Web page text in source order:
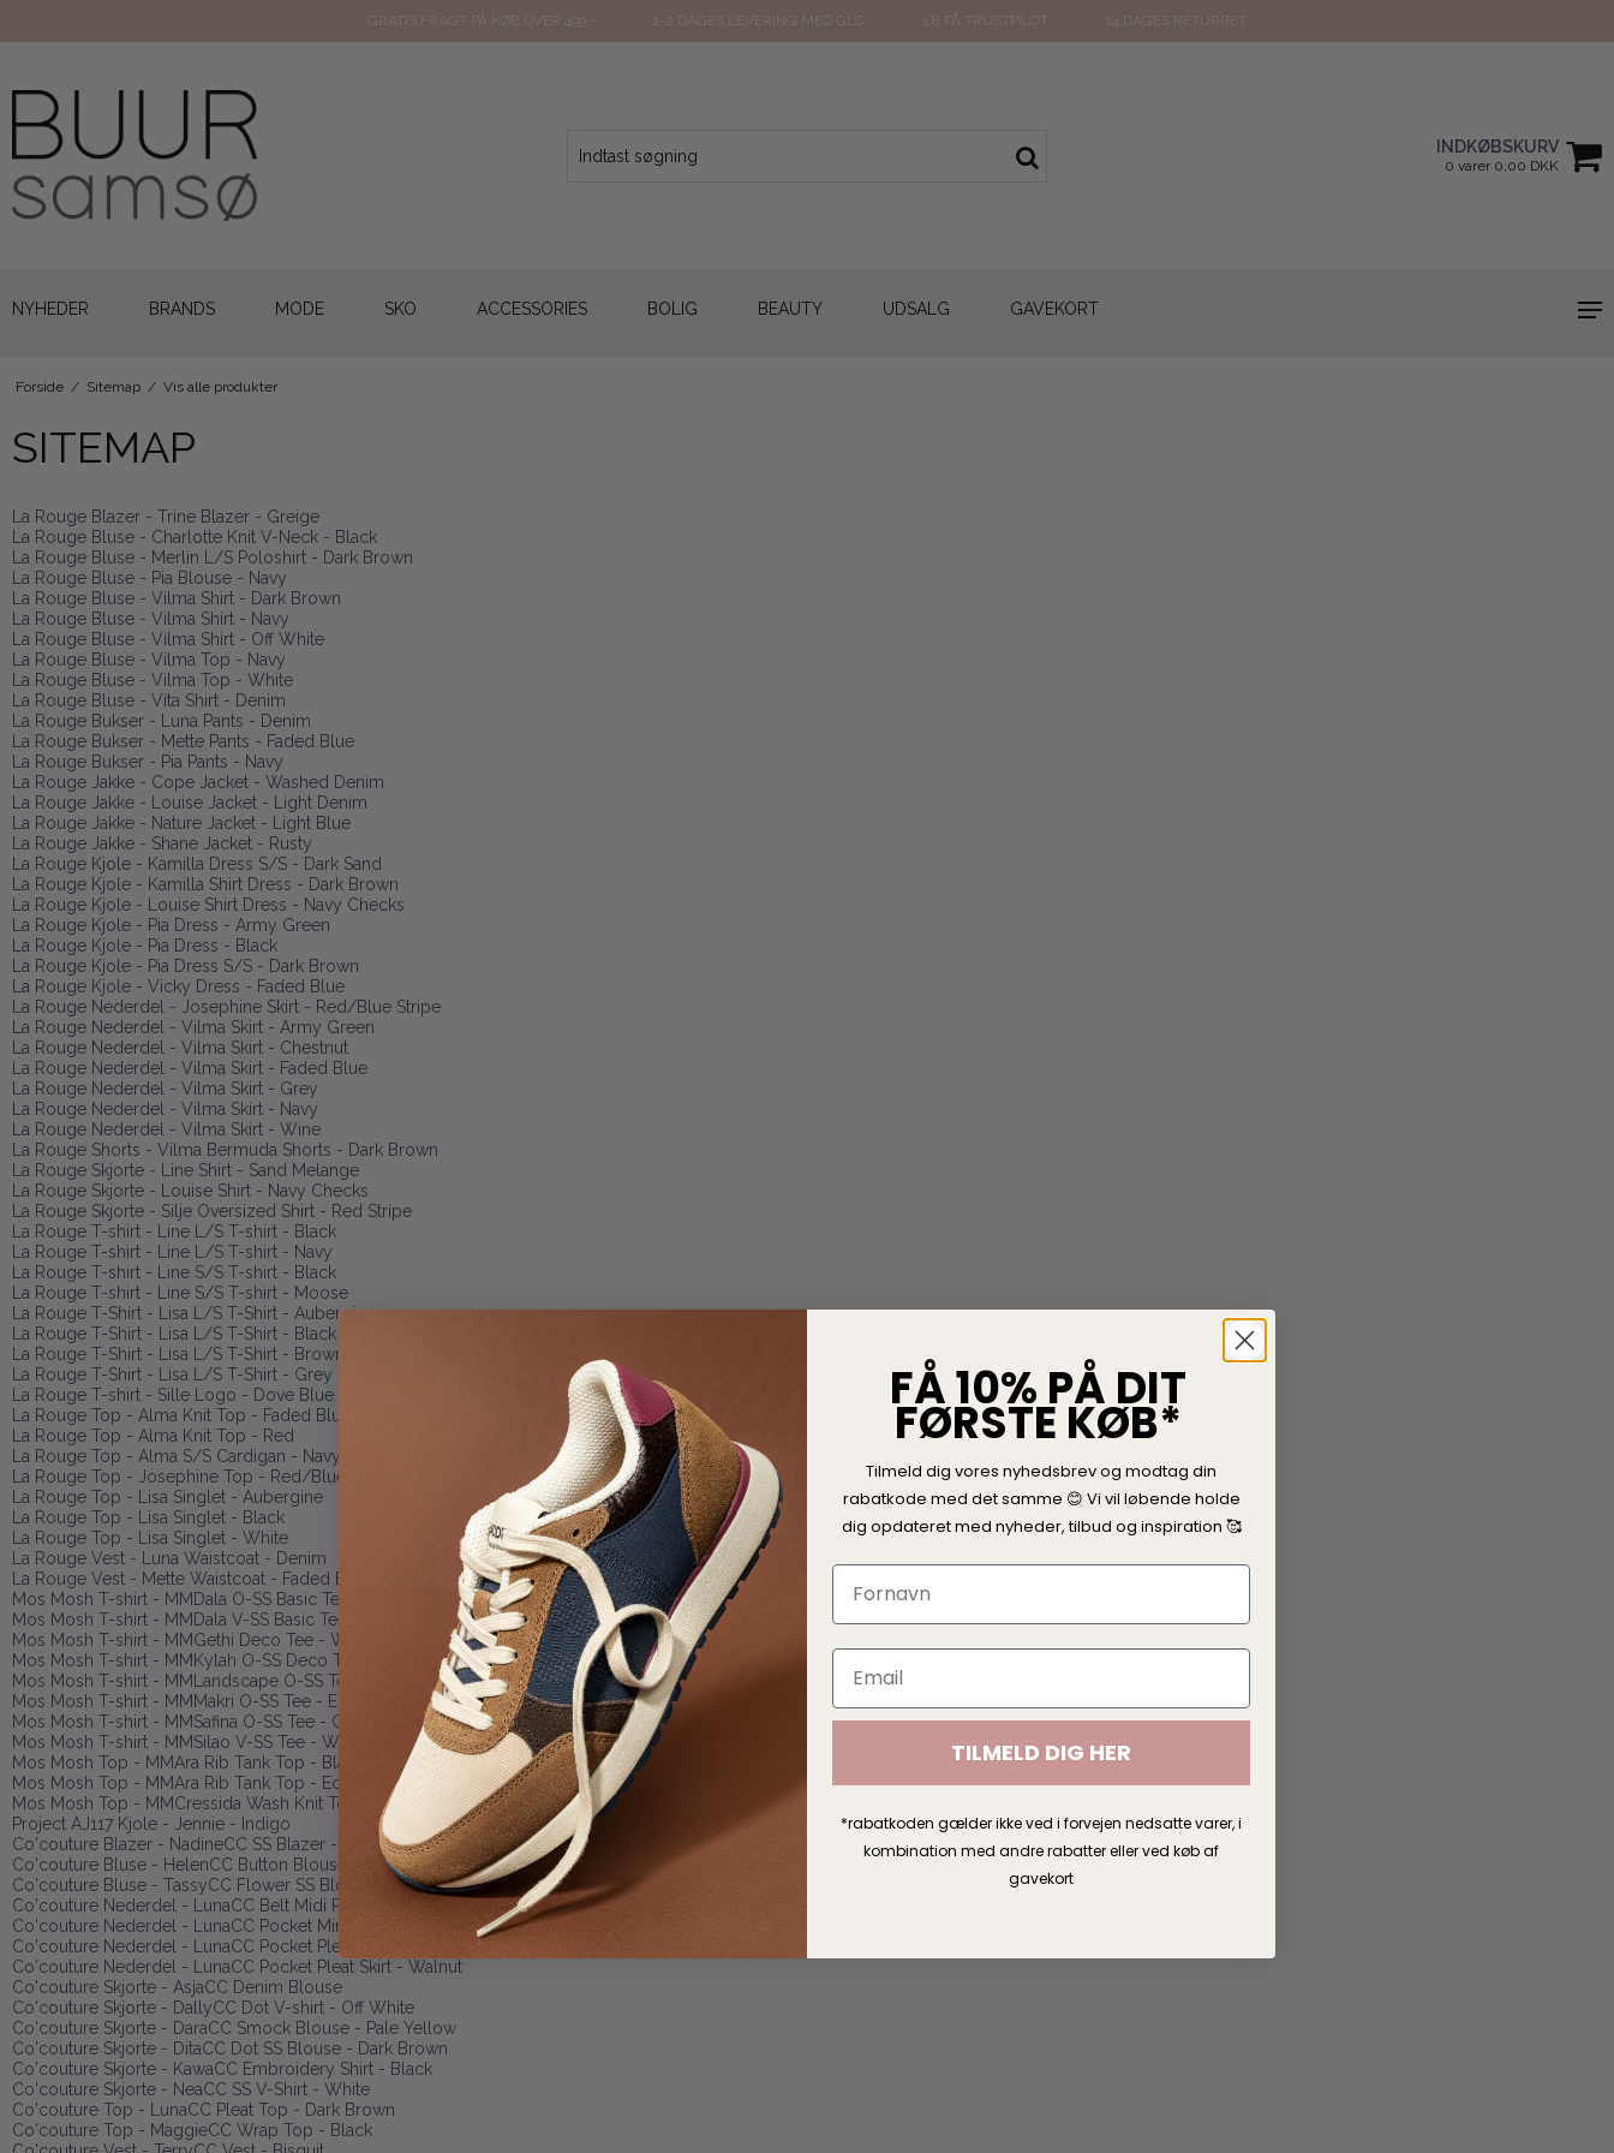
GRATIS FRAGT PÅ KØB OVER 499,- 1-2 DAGES LEVERING MED GLS 4,8 PÅ TRUSTPILOT 14 DAGES RETURRET
INDKØBSKURV
0 varer 0,00 DKK
NYHEDER BRANDS MODE SKO ACCESSORIES BOLIG BEAUTY UDSALG GAVEKORT
Forside / Sitemap / Vis alle produkter
SITEMAP
La Rouge Blazer - Trine Blazer - Greige
La Rouge Bluse - Charlotte Knit V-Neck - Black
La Rouge Bluse - Merlin L/S Poloshirt - Dark Brown
La Rouge Bluse - Pia Blouse - Navy
La Rouge Bluse - Vilma Shirt - Dark Brown
La Rouge Bluse - Vilma Shirt - Navy
La Rouge Bluse - Vilma Shirt - Off White
La Rouge Bluse - Vilma Top - Navy
La Rouge Bluse - Vilma Top - White
La Rouge Bluse - Vita Shirt - Denim
La Rouge Bukser - Luna Pants - Denim
La Rouge Bukser - Mette Pants - Faded Blue
La Rouge Bukser - Pia Pants - Navy
La Rouge Jakke - Cope Jacket - Washed Denim
La Rouge Jakke - Louise Jacket - Light Denim
La Rouge Jakke - Nature Jacket - Light Blue
La Rouge Jakke - Shane Jacket - Rusty
La Rouge Kjole - Kamilla Dress S/S - Dark Sand
La Rouge Kjole - Kamilla Shirt Dress - Dark Brown
La Rouge Kjole - Louise Shirt Dress - Navy Checks
La Rouge Kjole - Pia Dress - Army Green
La Rouge Kjole - Pia Dress - Black
La Rouge Kjole - Pia Dress S/S - Dark Brown
La Rouge Kjole - Vicky Dress - Faded Blue
La Rouge Nederdel - Josephine Skirt - Red/Blue Stripe
La Rouge Nederdel - Vilma Skirt - Army Green
La Rouge Nederdel - Vilma Skirt - Chestnut
La Rouge Nederdel - Vilma Skirt - Faded Blue
La Rouge Nederdel - Vilma Skirt - Grey
La Rouge Nederdel - Vilma Skirt - Navy
La Rouge Nederdel - Vilma Skirt - Wine
La Rouge Shorts - Vilma Bermuda Shorts - Dark Brown
La Rouge Skjorte - Line Shirt - Sand Melange
La Rouge Skjorte - Louise Shirt - Navy Checks
La Rouge Skjorte - Silje Oversized Shirt - Red Stripe
La Rouge T-shirt - Line L/S T-shirt - Black
La Rouge T-shirt - Line L/S T-shirt - Navy
La Rouge T-shirt - Line S/S T-shirt - Black
La Rouge T-shirt - Line S/S T-shirt - Moose
La Rouge T-Shirt - Lisa L/S T-Shirt - Aubergine
La Rouge T-Shirt - Lisa L/S T-Shirt - Black
La Rouge T-Shirt - Lisa L/S T-Shirt - Brown
La Rouge T-Shirt - Lisa L/S T-Shirt - Grey Melange
La Rouge T-shirt - Sille Logo - Dove Blue
La Rouge Top - Alma Knit Top - Faded Blue
La Rouge Top - Alma Knit Top - Red
La Rouge Top - Alma S/S Cardigan - Navy
La Rouge Top - Josephine Top - Red/Blue Stripe
La Rouge Top - Lisa Singlet - Aubergine
La Rouge Top - Lisa Singlet - Black
La Rouge Top - Lisa Singlet - White
La Rouge Vest - Luna Waistcoat - Denim
La Rouge Vest - Mette Waistcoat - Faded Blue
Mos Mosh T-shirt - MMDala O-SS Basic Tee - White
Mos Mosh T-shirt - MMDala V-SS Basic Tee - Black
Mos Mosh T-shirt - MMGethi Deco Tee - White
Mos Mosh T-shirt - MMKylah O-SS Deco Tee - Ecru
Mos Mosh T-shirt - MMLandscape O-SS Tee - Ecru
Mos Mosh T-shirt - MMMakri O-SS Tee - Ecru
Mos Mosh T-shirt - MMSafina O-SS Tee - Coffee Quartz
Mos Mosh T-shirt - MMSilao V-SS Tee - White
Mos Mosh Top - MMAra Rib Tank Top - Black
Mos Mosh Top - MMAra Rib Tank Top - Ecru
Mos Mosh Top - MMCressida Wash Knit Top - Cowhide
Project AJ117 Kjole - Jennie - Indigo
Co'couture Blazer - NadineCC SS Blazer - Bisquit
Co'couture Bluse - HelenCC Button Blouse - Black
Co'couture Bluse - TassyCC Flower SS Blouse - White
Co'couture Nederdel - LunaCC Belt Midi Pleat Skirt - Black
Co'couture Nederdel - LunaCC Pocket Mini Skirt - Dark Brown
Co'couture Nederdel - LunaCC Pocket Pleat Skirt - Black
Co'couture Nederdel - LunaCC Pocket Pleat Skirt - Walnut
Co'couture Skjorte - AsjaCC Denim Blouse
Co'couture Skjorte - DallyCC Dot V-shirt - Off White
Co'couture Skjorte - DaraCC Smock Blouse - Pale Yellow
Co'couture Skjorte - DitaCC Dot SS Blouse - Dark Brown
Co'couture Skjorte - KawaCC Embroidery Shirt - Black
Co'couture Skjorte - NeaCC SS V-Shirt - White
Co'couture Top - LunaCC Pleat Top - Dark Brown
Co'couture Top - MaggieCC Wrap Top - Black
FÅ 10% PÅ DIT
FØRSTE KØB*
Tilmeld dig vores nyhedsbrev og modtag din
rabatkode med det samme 😊 Vi vil løbende holde
dig opdateret med nyheder, tilbud og inspiration 🥰
TILMELD DIG HER
*rabatkoden gælder ikke ved i forvejen nedsatte varer, i
kombination med andre rabatter eller ved køb af
gavekort